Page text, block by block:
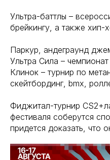
Ультра-баттлы –
брейкингу, а также хип-
Паркур, андеграунд
Ультра Сила –
Клинок – турнир по
скейтбординг, bmx,
Фиджитал-турнир
фестиваля соберутся
придется доказать, что